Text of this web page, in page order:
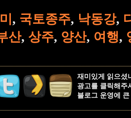
, 국토종주, 낙동강,
산, 상주, 양산, 여행,
재미있게 읽으셨
광고를 클릭해주
블로그 운영에